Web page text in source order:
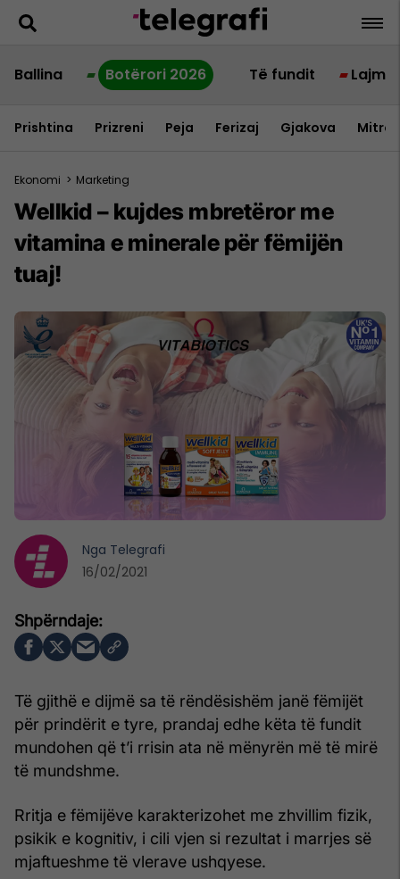
Ballina Botërori 2026 Të fundit Lajme
Prishtina Prizreni Peja Ferizaj Gjakova
Ekonomi > Marketing
Wellkid – kujdes mbretëror me
vitamina e minerale për fëmijën
tuaj!
Të gjithë e dijmë sa të rëndësishëm janë fëmijët
për prindërit e tyre, prandaj edhe këta të fundit
mundohen që t’i rrisin ata në mënyrën më të mirë
të mundshme.
Rritja e fëmijëve karakterizohet me zhvillim fizik,
psikik e kognitiv, i cili vjen si rezultat i marrjes së
mjaftueshme të vlerave ushqyese.
Nga Telegrafi
16/02/2021